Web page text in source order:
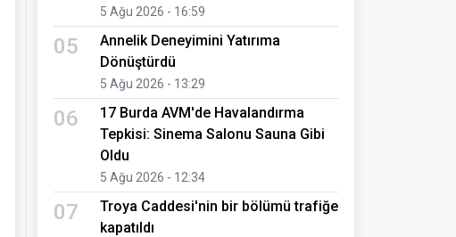
5 Ağu 2026 - 16:59
05
Annelik Deneyimini Yatırıma
Dönüştürdü
5 Ağu 2026 - 13:29
06
17 Burda AVM'de Havalandırma
Tepkisi: Sinema Salonu Sauna Gibi
Oldu
5 Ağu 2026 - 12:34
07
Troya Caddesi'nin bir bölümü trafiğe
kapatıldı